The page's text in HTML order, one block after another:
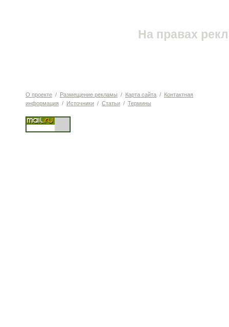
На правах
О проекте / Размещение рекламы / Карта сайта / Контактная
информация / Источники / Статьи / Термины